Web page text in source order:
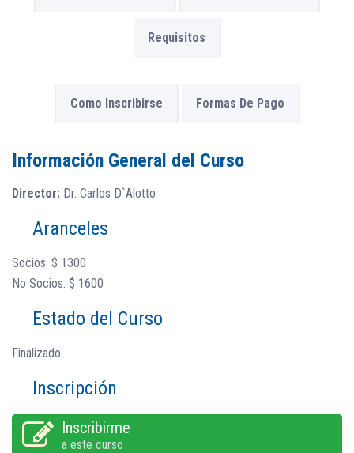
Requisitos
Como Inscribirse Formas De Pago
Información General del Curso
Director: Dr. Carlos D`Alotto
Aranceles
Socios: $ 1300
No Socios: $ 1600
Estado del Curso
Finalizado
Inscripción
Inscribirme
a este curso